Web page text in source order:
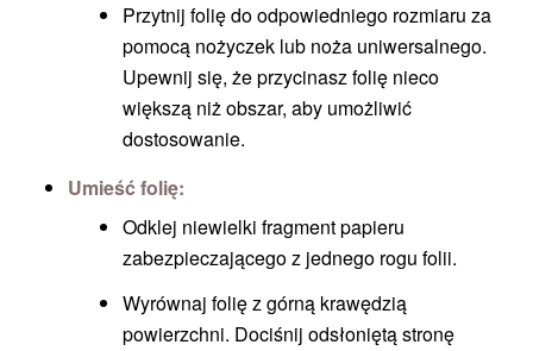
Przytnij folię do odpowiedniego rozmiaru za
pomocą nożyczek lub noża uniwersalnego.
Upewnij się, że przycinasz folię nieco
większą niż obszar, aby umożliwić
dostosowanie.
Umieść folię:
Odklej niewielki fragment papieru
zabezpieczającego z jednego rogu folii.
Wyrównaj folię z górną krawędzią
powierzchni. Dociśnij odsłoniętą stronę